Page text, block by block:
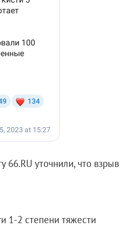
66.RU уточнили, что взрыв
1-2 степени тяжести